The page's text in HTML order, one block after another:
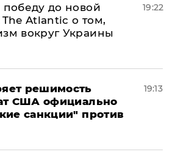
до новой
Atlantic о том,
вокруг Украины
19:22
решимость
США официально
санкции" против
19:13